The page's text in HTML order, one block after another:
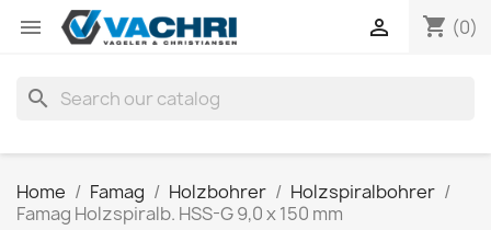
 shopping_cart (0)

search
Home Famag Holzbohrer
Holzspiralbohrer
Famag Holzspiralb. HSS-G 9,0 x 150 mm